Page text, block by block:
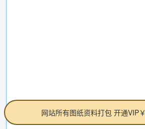
网站所有图纸资料打包 开通VIP￥